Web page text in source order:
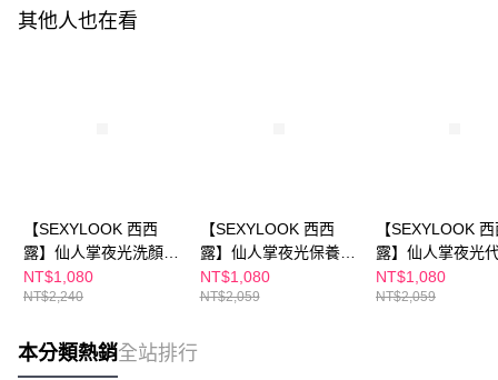
其他人也在看
【SEXYLOOK 西西
露】仙人掌夜光洗顏組
(夜光代謝水 200ml+夜
光代謝霜 75ml+洗面乳
NT$1,080
NT$2,240
【SEXYLOOK 西西
露】仙人掌夜光保養組
(仙人掌夜光代謝水
150ml+仙人掌夜光代
NT$1,080
NT$2,059
【SEXYLOOK
露】仙人掌夜光
150ml+仙人掌夜
謝霜 50ml+牛奶
NT$1,080
NT$2,059
本分類熱銷全站排行